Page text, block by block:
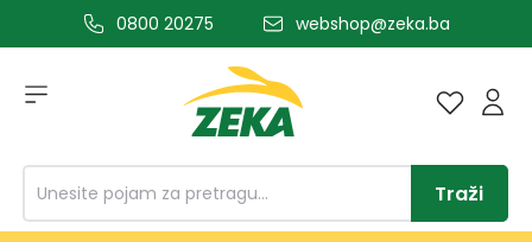
glavni sadržaj0800 20275 webshop@zeka.ba
Traži